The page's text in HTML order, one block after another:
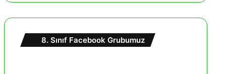
8. Sınıf Facebook Grubumuz